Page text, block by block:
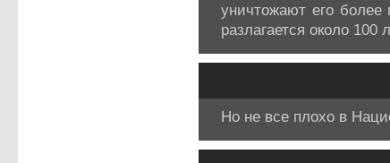
уничтожают его более
разлагается около 100
Но не все плохо в